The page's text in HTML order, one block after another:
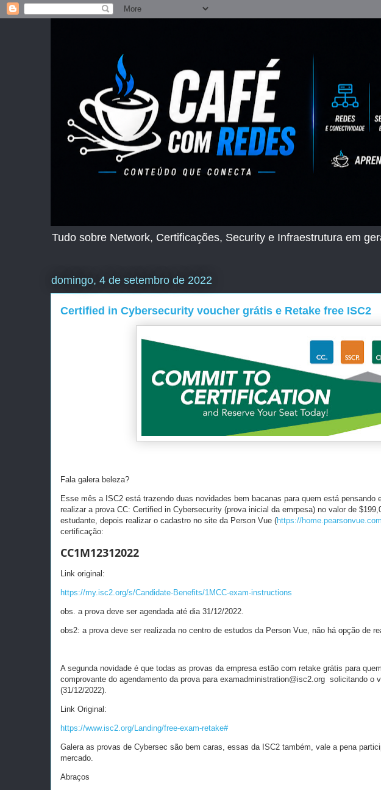
Tudo sobre Network, Certificações, Security e Infraestrutura em
domingo, 4 de setembro de 2022
Certified in Cybersecurity voucher grátis e Retake free ISC2
Fala galera beleza?
Esse mês a ISC2 está trazendo duas novidades bem bacanas para quem está
realizar a prova CC: Certified in Cybersecurity (prova inicial da emrpesa) no valor de
estudante, depois realizar o cadastro no site da Person Vue (https://
certificação:
CC1M12312022
Link original:
https://my.isc2.org/s/Candidate-Benefits/1MCC-exam-instructions
obs. a prova deve ser agendada até dia 31/12/2022.
obs2: a prova deve ser realizada no centro de estudos da Person Vue, não há opção de
A segunda novidade é que todas as provas da empresa estão com retake grátis para
comprovante do agendamento da prova para examadministration@isc2.org solicitando o
(31/12/2022).
Link Original:
https://www.isc2.org/Landing/free-exam-retake#
Galera as provas de Cybersec são bem caras, essas da ISC2 também, vale a pena
mercado.
Abraços